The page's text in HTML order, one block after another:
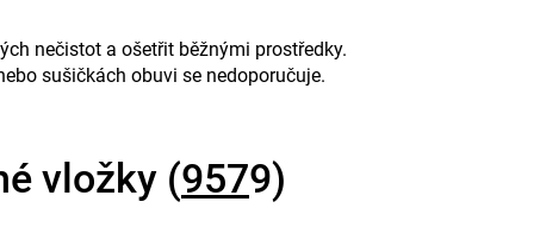
nečistot a ošetřit běžnými prostředky.
sušičkách obuvi se nedoporučuje.
vložky (9579)